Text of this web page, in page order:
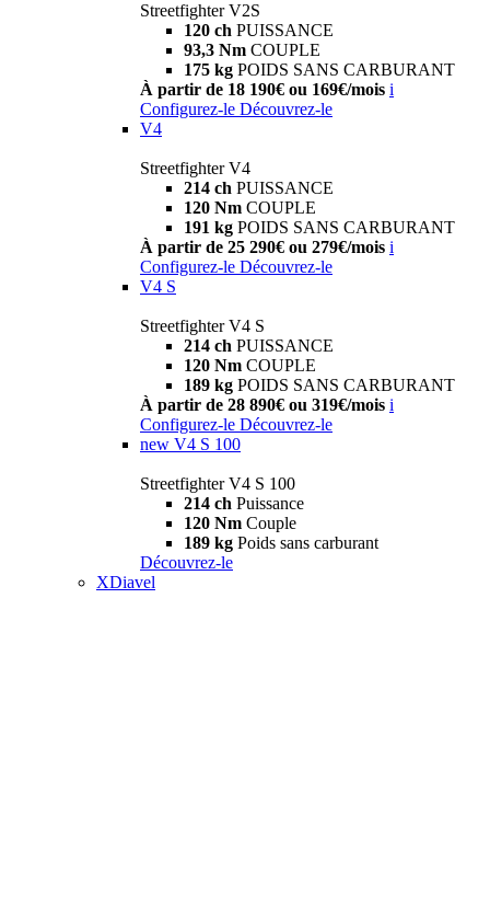
Streetfighter V2S
120 ch PUISSANCE
93,3 Nm COUPLE
175 kg POIDS SANS CARBURANT
À partir de 18 190€ ou 169€/mois i
Configurez-le Découvrez-le
V4
Streetfighter V4
214 ch PUISSANCE
120 Nm COUPLE
191 kg POIDS SANS CARBURANT
À partir de 25 290€ ou 279€/mois i
Configurez-le Découvrez-le
V4 S
Streetfighter V4 S
214 ch PUISSANCE
120 Nm COUPLE
189 kg POIDS SANS CARBURANT
À partir de 28 890€ ou 319€/mois i
Configurez-le Découvrez-le
new V4 S 100
Streetfighter V4 S 100
214 ch Puissance
120 Nm Couple
189 kg Poids sans carburant
Découvrez-le
XDiavel